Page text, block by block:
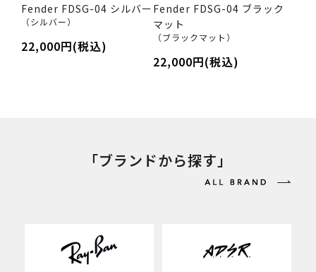
Fender FDSG-04 シルバー
（シルバー）
22,000円(税込)
Fender FDSG-04 ブラック
マット
（ブラックマット）
22,000円(税込)
「ブランドから探す」